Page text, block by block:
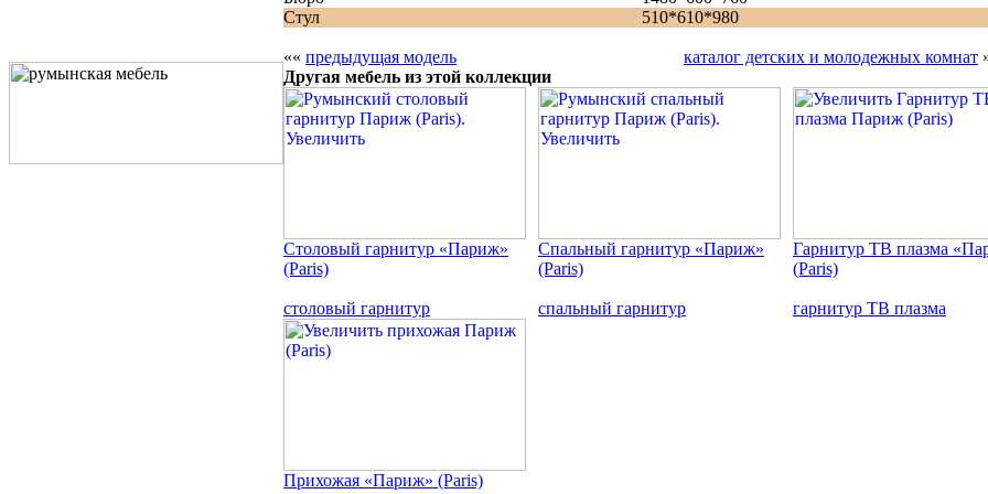
Стул
510*610*980
«« предыдущая модель каталог детских и молодежных комнат
Другая мебель из этой коллекции
Столовый гарнитур «Париж»
(Paris)
столовый гарнитур
Спальный гарнитур «Париж»
(Paris)
спальный гарнитур
Гарнитур ТВ плазма
(Paris)
гарнитур ТВ плазма
Прихожая «Париж» (Paris)